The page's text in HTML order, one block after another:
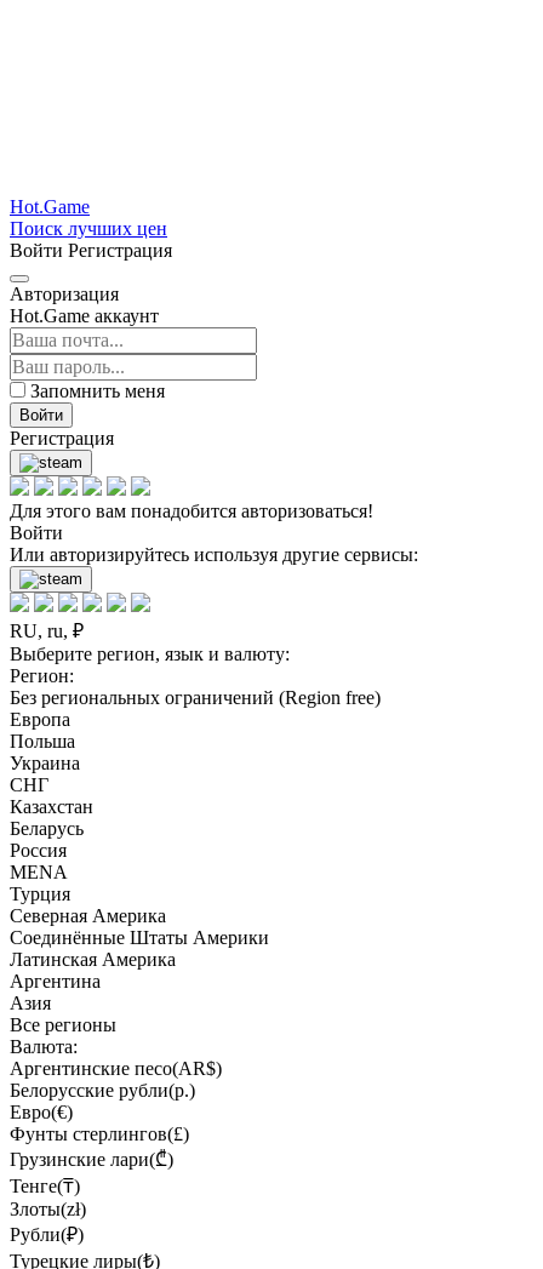
Hot.Game
Поиск лучших цен
Войти Регистрация
Авторизация
Hot.Game аккаунт
Запомнить меня
Войти
Регистрация
Для этого вам понадобится авторизоваться!
Войти
Или авторизируйтесь используя другие сервисы:
RU, ru, ₽
Выберите регион, язык и валюту:
Регион:
Без региональных ограничений (Region free)
Европа
Польша
Украина
СНГ
Казахстан
Беларусь
Россия
MENA
Турция
Северная Америка
Соединённые Штаты Америки
Латинская Америка
Аргентина
Азия
Все регионы
Валюта:
Аргентинские песо(AR$)
Белорусские рубли(р.)
Евро(€)
Фунты стерлингов(£)
Грузинские лари(₾)
Тенге(₸)
Злоты(zł)
Рубли(₽)
Турецкие лиры(₺)